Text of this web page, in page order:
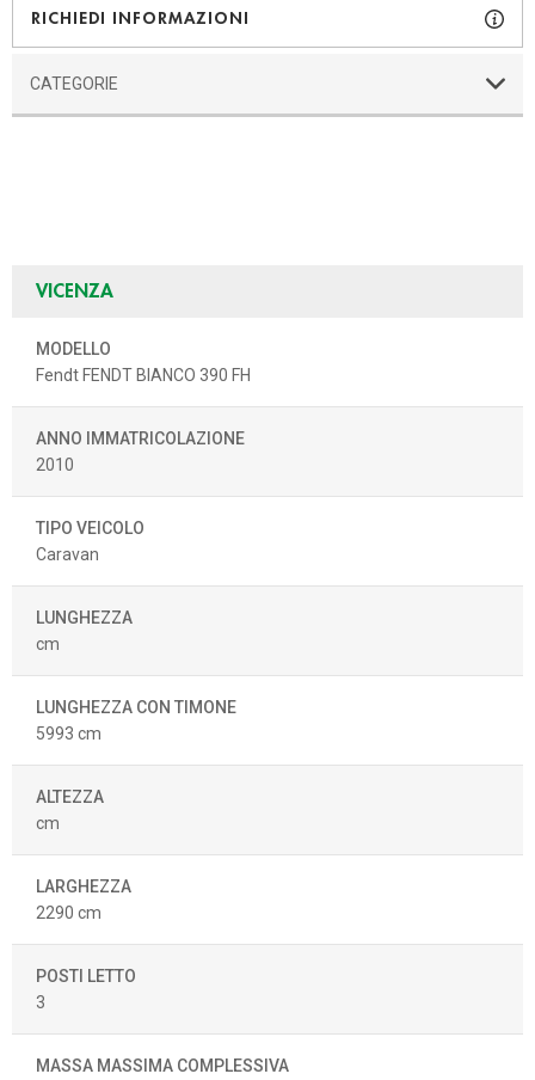
RICHIEDI INFORMAZIONI
CATEGORIE
VICENZA
MODELLO
Fendt FENDT BIANCO 390 FH
ANNO IMMATRICOLAZIONE
2010
TIPO VEICOLO
Caravan
LUNGHEZZA
cm
LUNGHEZZA CON TIMONE
5993 cm
ALTEZZA
cm
LARGHEZZA
2290 cm
POSTI LETTO
3
MASSA MASSIMA COMPLESSIVA